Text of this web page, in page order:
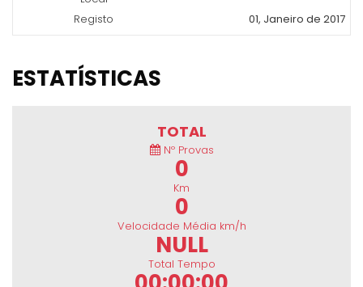
Registo
01, Janeiro de 2017
ESTATÍSTICAS
TOTAL
Nº Provas
0
Km
0
Velocidade Média km/h
NULL
Total Tempo